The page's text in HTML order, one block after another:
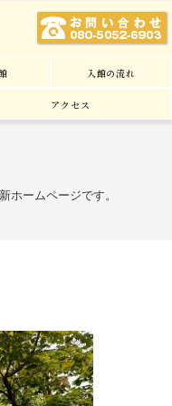
入館の流れ
アクセス
新ホームページです。